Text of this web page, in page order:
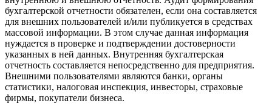
бухгалтерской отчетности обязателен, если она составляется
для внешних пользователей и/или публикуется в средствах
массовой информации. В этом случае данная информация
нуждается в проверке и подтверждении достоверности
указанных в ней данных. Внутренняя бухгалтерская
отчетность составляется непосредственно для предприятия.
Внешними пользователями являются банки, органы
статистики, налоговая инспекция, инвесторы, страховые
фирмы, покупатели бизнеса.